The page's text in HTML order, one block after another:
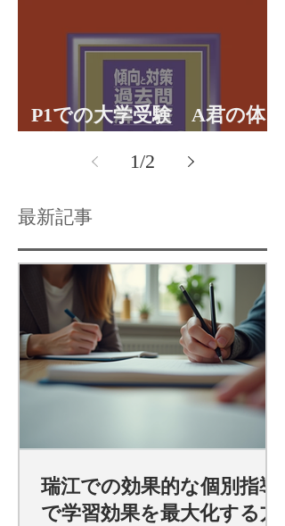
P1での大学受験 A君の体
1/2
最新記事
瑞江での効果的な個別指導
で学習効果を最大化する方